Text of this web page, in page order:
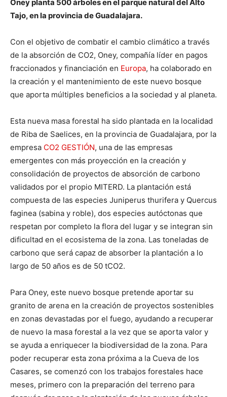
Oney planta 500 árboles en el parque natural del Alto
Tajo, en la provincia de Guadalajara.
Con el objetivo de combatir el cambio climático a través
de la absorción de CO2, Oney, compañía líder en pagos
fraccionados y financiación en Europa, ha colaborado en
la creación y el mantenimiento de este nuevo bosque
que aporta múltiples beneficios a la sociedad y al planeta.
Esta nueva masa forestal ha sido plantada en la localidad
de Riba de Saelices, en la provincia de Guadalajara, por la
empresa CO2 GESTIÓN, una de las empresas
emergentes con más proyección en la creación y
consolidación de proyectos de absorción de carbono
validados por el propio MITERD. La plantación está
compuesta de las especies Juniperus thurifera y Quercus
faginea (sabina y roble), dos especies autóctonas que
respetan por completo la flora del lugar y se integran sin
dificultad en el ecosistema de la zona. Las toneladas de
carbono que será capaz de absorber la plantación a lo
largo de 50 años es de 50 tCO2.
Para Oney, este nuevo bosque pretende aportar su
granito de arena en la creación de proyectos sostenibles
en zonas devastadas por el fuego, ayudando a recuperar
de nuevo la masa forestal a la vez que se aporta valor y
se ayuda a enriquecer la biodiversidad de la zona. Para
poder recuperar esta zona próxima a la Cueva de los
Casares, se comenzó con los trabajos forestales hace
meses, primero con la preparación del terreno para